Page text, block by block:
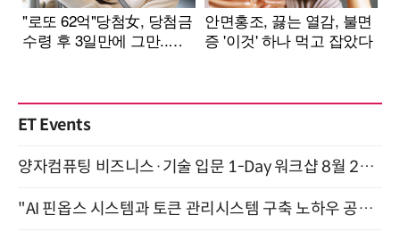
ET Events
양자컴퓨팅 비즈니스·기술 입문 1-Day 워크샵 8월 28일 개최
"AI 핀옵스 시스템과 토큰 관리시스템 구축 노하우 공개" 잠실 한국광고문화회관 2층 대회의실 (8/21)